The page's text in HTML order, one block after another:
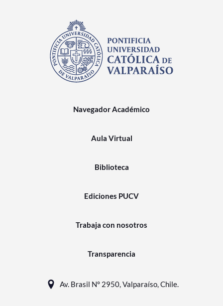
Navegador Académico
Aula Virtual
Biblioteca
Ediciones PUCV
Trabaja con nosotros
Transparencia
Av. Brasil N° 2950, Valparaíso, Chile.